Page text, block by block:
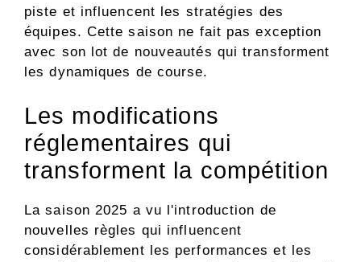
piste et influencent les stratégies des
équipes. Cette saison ne fait pas exception
avec son lot de nouveautés qui transforment
les dynamiques de course.
Les modifications
réglementaires qui
transforment la compétition
La saison 2025 a vu l'introduction de
nouvelles règles qui influencent
considérablement les performances et les